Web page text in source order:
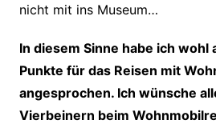
nicht mit ins Museum…
In diesem Sinne habe ich wohl
Punkte für das Reisen mit
angesprochen. Ich wünsche
Vierbeinern beim